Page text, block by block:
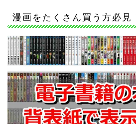
漫画をたくさん買う方必見